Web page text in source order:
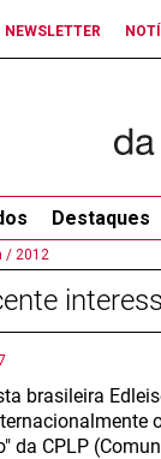
NEWSLETTER
Destaques
/ 2012
brasileira
da CPLP